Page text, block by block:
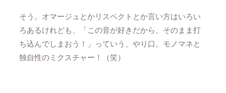
そう。オマージュとかリスペクトとか言い方はいろい
ろあるけれども、「この音が好きだから、そのまま打
ち込んでしまおう！」っていう、やり口。モノマネと
独自性のミクスチャー！（笑）